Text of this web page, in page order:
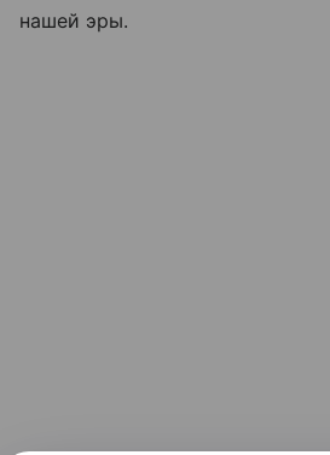
нашей эры.